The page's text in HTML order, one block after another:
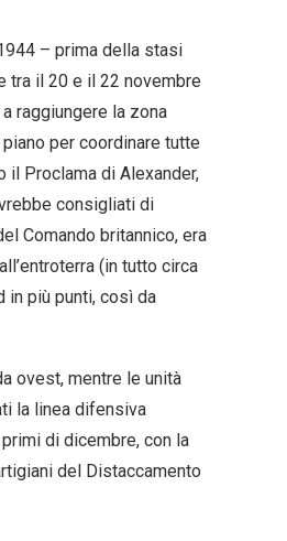
– prima della stasi
tra il 20 e il 22 novembre
raggiungere la zona
per coordinare tutte
il Proclama di Alexander,
consigliati di
Comando britannico, era
(in tutto circa
in più punti, così da
ovest, mentre le unità
la linea difensiva
di dicembre, con la
del Distaccamento